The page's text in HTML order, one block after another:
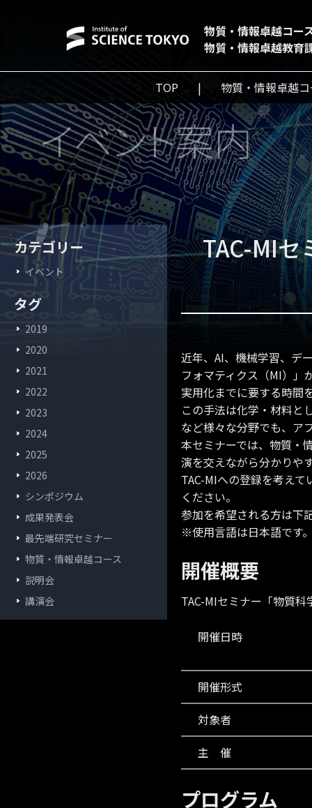
物質・情報卓越コー
物質・情報卓越教育
TOP 物質・情報卓越
イベント案内
カテゴリー
イベント
タグ
2019
2020
2021
2022
2023
2024
2025
2026
シンポジウム
成果発表会
最先端研究セミナー
物質・情報卓越コース
説明会
講演会
TAC-MI
近年、AI、機械学習、デ
フォマティクス（MI）」
実用化までに要する時間
この手法は化学・材料と
など様々な分野でも、ア
本セミナーでは、物質・
演を交えながら分かりや
TAC-MIへの登録を考え
ください。
参加を希望される方は下
※使用言語は日本語です
開催概要
TAC-MIセミナー「物質
開催日時
開催形式
対象者
主 催
プログラム